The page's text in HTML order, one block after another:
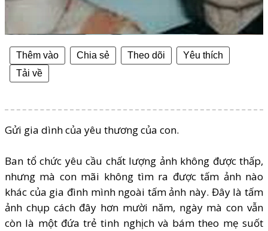
Thêm vào Chia sẻ Theo dõi
Yêu thích
Tải về
Gửi gia dình của yêu thương của con.
Ban tổ chức yêu cầu chất lượng ảnh không được thấp,
nhưng mà con mãi không tìm ra được tấm ảnh nào
khác của gia đình mình ngoài tấm ảnh này. Đây là tấm
ảnh chụp cách đây hơn mười năm, ngày mà con vẫn
còn là một đứa trẻ tinh nghịch và bám theo mẹ suốt